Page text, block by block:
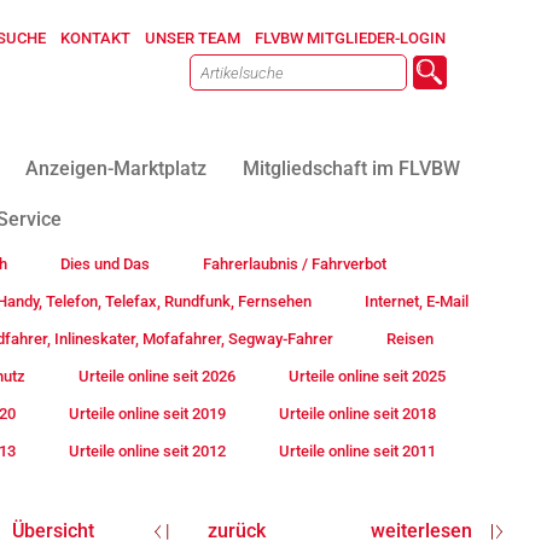
KONTAKT UNSER TEAM FLVBW MITGLIEDER-LOGIN
Anzeigen-Marktplatz Mitgliedschaft im FLVBW
Dies und Das Fahrerlaubnis / Fahrverbot
Telefon, Telefax, Rundfunk, Fernsehen Internet, E-Mail
Inlineskater, Mofafahrer, Segway-Fahrer Reisen
Urteile online seit 2026 Urteile online seit 2025
Urteile online seit 2019 Urteile online seit 2018
Urteile online seit 2012 Urteile online seit 2011
Übersicht zurück weiterlesen